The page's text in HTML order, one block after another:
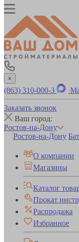
×
(863) 310-000-3
Заказать звонок
Ваш город:
Ростов-на-Дону
Ростов-на-Дону
О компании
Магазины
Каталог
Прокат
Распродажа
Избранное